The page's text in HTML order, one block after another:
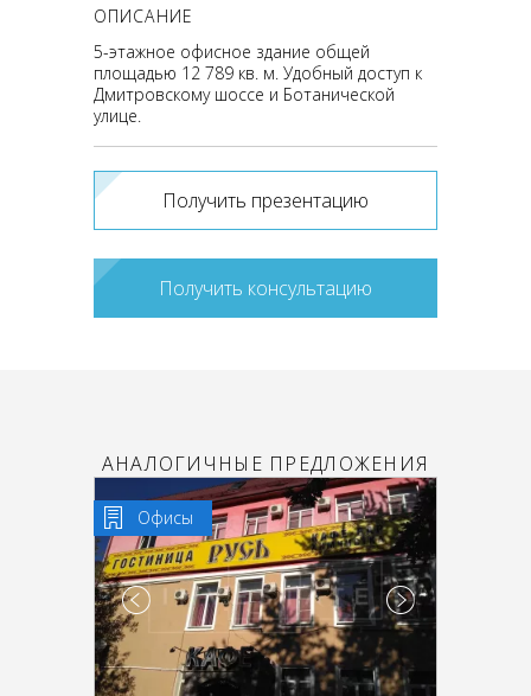
ОПИСАНИЕ
5-этажное офисное здание общей
площадью 12 789 кв. м. Удобный доступ к
Дмитровскому шоссе и Ботанической
улице.
Получить презентацию
Получить консультацию
АНАЛОГИЧНЫЕ ПРЕДЛОЖЕНИЯ
Офисы